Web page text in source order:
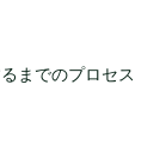
までのプロセス